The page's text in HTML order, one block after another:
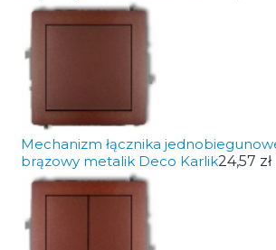
Mechanizm łącznika
brązowy metalik Deco Karlik24,57 zł